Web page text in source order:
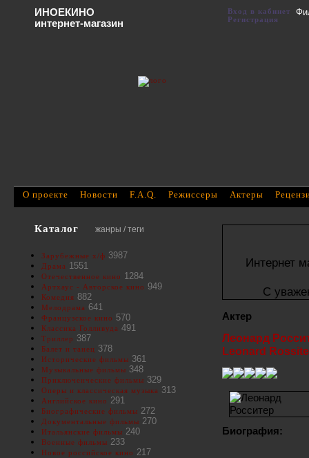
Интернет
С
Актер
Леонард
Leonard
Биография:
Каталог жанры / теги
Зарубежные х/ф 3987
Драма 1551
Отечественное кино 1284
Артхаус - Авторское кино 949
Комедия 882
Мелодрама 641
Французское кино 570
Классика Голливуда 491
Триллер 387
Балет и танец 378
Исторические фильмы 361
Музыкальные фильмы 348
Приключенческие фильмы 329
Оперы и классическая музыка 313
Английское кино 291
Биографические фильмы 272
Документальные фильмы 270
Итальянские фильмы 240
Военные фильмы 233
Новое российское кино 217
О проекте Новости F.A.Q. Режиссеры Актеры
ИНОЕКИНО
интернет-магазин
Вход в кабинет
Регистрация